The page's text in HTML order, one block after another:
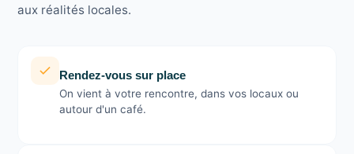
aux réalités locales.
Rendez-vous sur place
On vient à votre rencontre, dans vos locaux ou
autour d'un café.